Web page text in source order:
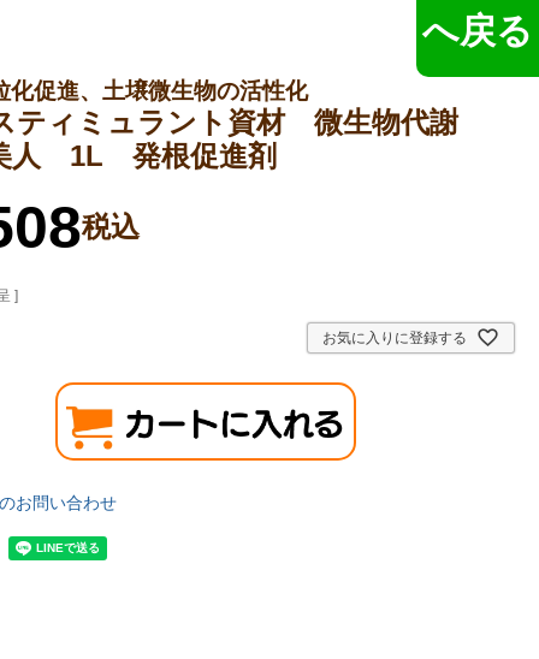
へ戻る
化促進、土壌微生物の活性化
ティミュラント資材 微生物代謝
人 1L 発根促進剤
税込
]
お気に入りに登録する
お問い合わせ